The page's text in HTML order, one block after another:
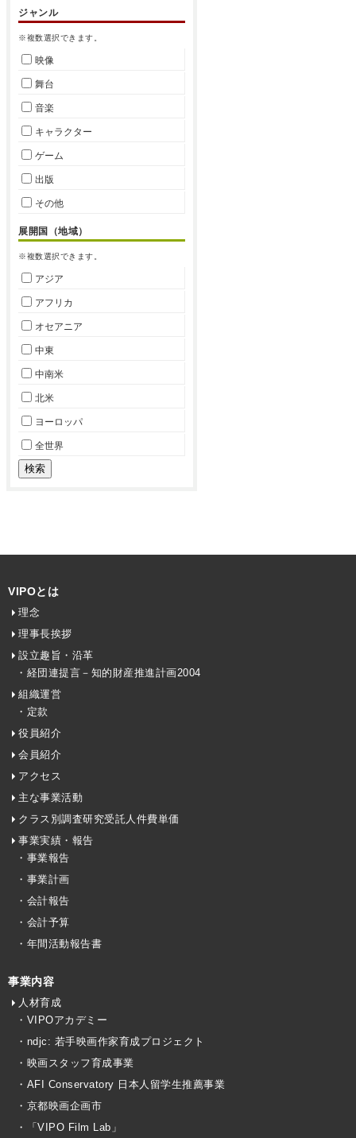
ジャンル
※複数選択できます。
映像
舞台
音楽
キャラクター
ゲーム
出版
その他
展開国（地域）
※複数選択できます。
アジア
アフリカ
オセアニア
中東
中南米
北米
ヨーロッパ
全世界
VIPOとは
理念
理事長挨拶
設立趣旨・沿革
・経団連提言－知的財産推進計画2004
組織運営
・定款
役員紹介
会員紹介
アクセス
主な事業活動
クラス別調査研究受託人件費単価
事業実績・報告
・事業報告
・事業計画
・会計報告
・会計予算
・年間活動報告書
事業内容
人材育成
・VIPOアカデミー
・ndjc: 若手映画作家育成プロジェクト
・映画スタッフ育成事業
・AFI Conservatory 日本人留学生推薦事業
・京都映画企画市
・「VIPO Film Lab」